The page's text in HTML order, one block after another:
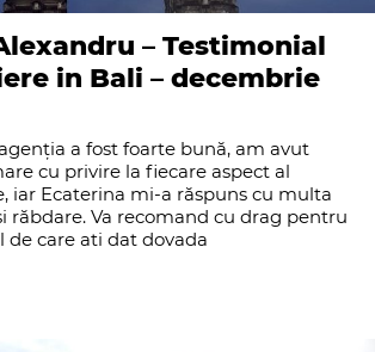
– Testimonial
in Bali – decembrie
a fost foarte bună, am avut
cu privire la fiecare aspect al
iar Ecaterina mi-a răspuns cu multa
răbdare. Va recomand cu drag pentru
de care ati dat dovada